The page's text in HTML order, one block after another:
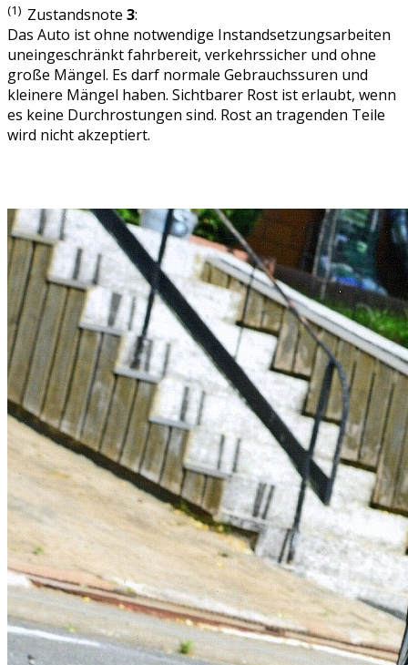
(1) Zustandsnote 3:
Das Auto ist ohne notwendige Instandsetzungsarbeiten
uneingeschränkt fahrbereit, verkehrssicher und ohne
große Mängel. Es darf normale Gebrauchssuren und
kleinere Mängel haben. Sichtbarer Rost ist erlaubt, wenn
es keine Durchrostungen sind. Rost an tragenden Teile
wird nicht akzeptiert.